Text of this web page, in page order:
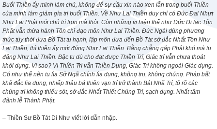
Buổi Thiền ấy mình làm chủ, không để sự cầu xin nào xen lẫn trong buổi Thiền
của mình làm giảm gía trị buổi Thiền. Về Như Lai Thiền duy chỉ có Đức Đại Nhựt
Như Lai Phật mới chủ trì trọn mà thôi. Còn những vị hiện thể như Đức Di lạc Tôn
Phật vẫn thừa hành Tôn chỉ đạo môn Như Lai Thiền. Đức Ngài dùng phương
thức tùy thời đưa Bồ Tát tu hạnh, lập môn đưa đến Bồ Tát sở đắc Nhất Tôn Như
Lai Thiền, thì thiền ấy mới đúng Như Lai Thiền. Bằng chẳng gặp Phật khó mà tu
đặng Như Lai Thiền. Bậc tu dù cho đạt được Thiền Trí, Giác trí vẫn chưa thoát
khỏi dụng. Vì sao? Vì Thiền Trí vẫn Thiền Dụng, Giác Trí không ngoài Giác dụng.
Có như thế nên tu lìa Sở Ngã chính lìa dụng, không trụ, không chứng. Pháp bất
khả đắc lìa dụng, nhiếp thâu bá thiên vạn trí trở thành Bát Nhã Trí, tỏ rõ các
chủng trí không thiếu sót, sở đắc Nhất Thiết Chủng Trí, sạch dụng. Nhất tâm
đãnh lễ Thành Phật.
– Thiền Sư Bồ Tát Di Như viết lời dẫn nhập.